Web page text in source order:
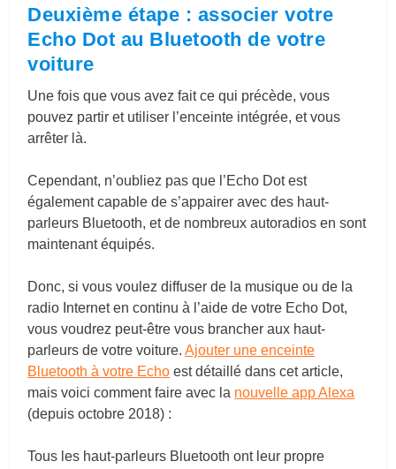
Deuxième étape : associer votre
Echo Dot au Bluetooth de votre
voiture
Une fois que vous avez fait ce qui précède, vous
pouvez partir et utiliser l’enceinte intégrée, et vous
arrêter là.
Cependant, n’oubliez pas que l’Echo Dot est
également capable de s’appairer avec des haut-
parleurs Bluetooth, et de nombreux autoradios en sont
maintenant équipés.
Donc, si vous voulez diffuser de la musique ou de la
radio Internet en continu à l’aide de votre Echo Dot,
vous voudrez peut-être vous brancher aux haut-
parleurs de votre voiture.Ajouter une enceinte
Bluetooth à votre Echo est détaillé dans cet article,
mais voici comment faire avec la nouvelle app Alexa
(depuis octobre 2018) :
Tous les haut-parleurs Bluetooth ont leur propre